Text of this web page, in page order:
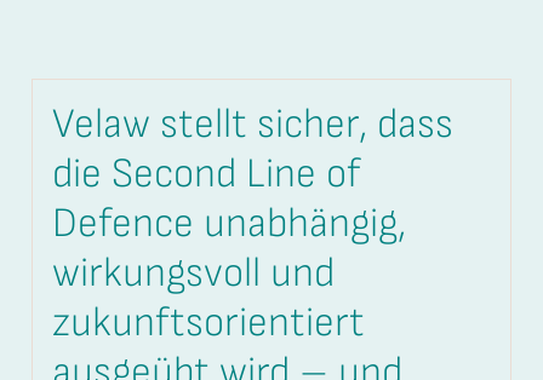
Velaw stellt sicher, dass
die Second Line of
Defence unabhängig,
wirkungsvoll und
zukunftsorientiert